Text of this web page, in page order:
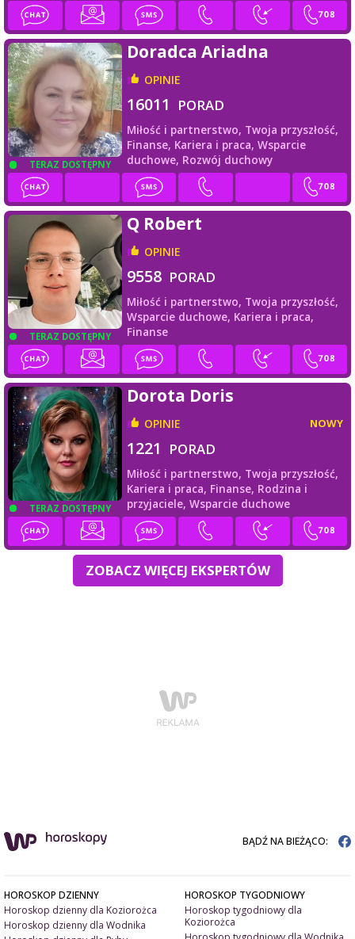
TERAZ DOSTĘPNY
Doradca Ariadna
OPINIE
16011 PORAD
Miłość i partnerstwo, Twoja przyszłość,
Finanse, Kariera i praca, Wsparcie
duchowe, Rozwój duchowy
TERAZ DOSTĘPNY
Q Robert
OPINIE
9558 PORAD
Miłość i partnerstwo, Twoja przyszłość,
Wsparcie duchowe, Kariera i praca,
Finanse
TERAZ DOSTĘPNY
Dorota Doris
OPINIE NOWY
1221 PORAD
Miłość i partnerstwo, Twoja przyszłość,
Kariera i praca, Finanse, Rodzina i
przyjaciele, Wsparcie duchowe
ZOBACZ WIĘCEJ EKSPERTÓW
BĄDŹ NA BIEŻĄCO:
HOROSKOP DZIENNY
Horoskop dzienny dla Koziorożca
Horoskop dzienny dla Wodnika
HOROSKOP TYGODNIOWY
Horoskop tygodniowy dla
Koziorożca